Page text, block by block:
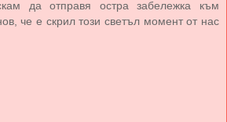
да отправя остра забележка към
че е скрил този светъл момент от нас